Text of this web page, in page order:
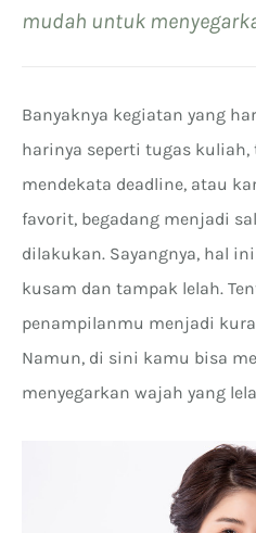
mudah untuk
Banyaknya kegiatan yang
harinya seperti tugas
mendekata deadline, atau
favorit, begadang menjadi
dilakukan. Sayangnya, hal
kusam dan tampak lelah.
penampilanmu menjadi
Namun, di sini kamu bisa
menyegarkan wajah yang